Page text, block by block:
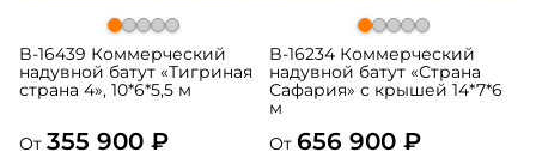
B-16439 Коммерческий
надувной батут «Тигриная
страна 4», 10*6*5,5 м
От 355 900 ₽
B-16234 Коммерческий
надувной батут «Страна
Сафария» с крышей 14*7*6
м
От 656 900 ₽